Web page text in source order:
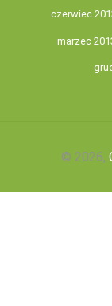
czerwiec
marzec
© 2026,